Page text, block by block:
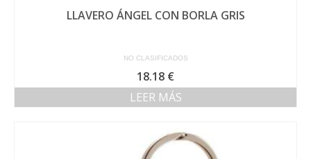
LLAVERO ÁNGEL CON BORLA GRIS
NO CLASIFICADOS
18.18 €
LEER MÁS